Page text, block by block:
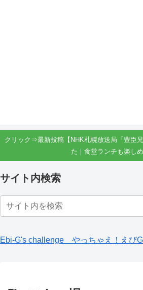
クリック⇒最新投稿【NHK札幌放送局「豊臣
た｜食堂ランチも楽しめ
サイト内検索
Ebi-G's challenge やっちゃえ！えびG